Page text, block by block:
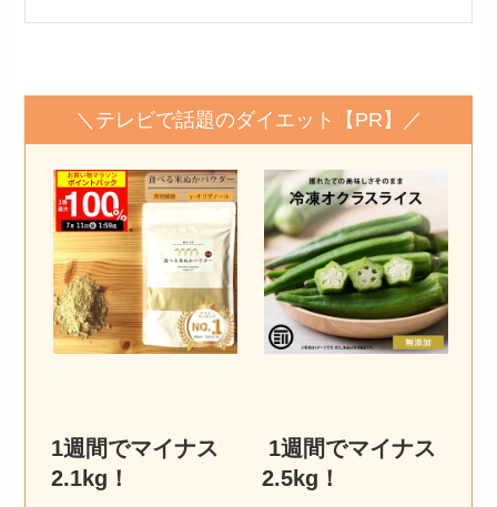
＼テレビで話題のダイエット【PR】／
1週間でマイナス
2.1kg ！
1週間でマイナス
2.5kg ！